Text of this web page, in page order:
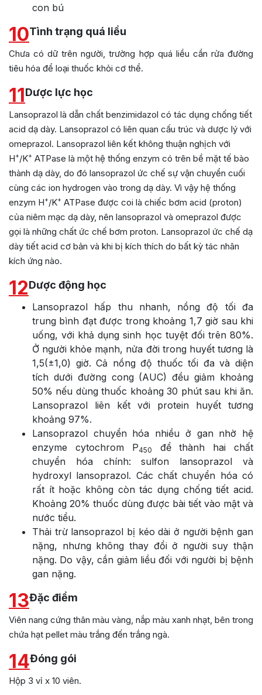
con bú
10Tình trạng quá liều
Chưa có dữ trên người, trường hợp quá liều cần rửa đường
tiêu hóa để loại thuốc khỏi cơ thể.
11Dược lực học
Lansoprazol là dẫn chất benzimidazol có tác dụng chống tiết
acid dạ dày. Lansoprazol có liên quan cấu trúc và dược lý với
omeprazol. Lansoprazol liên kết không thuận nghịch với
H+/K+ ATPase là một hệ thống enzym có trên bề mặt tế bào
thành dạ dày, do đó lansoprazol ức chế sự vận chuyển cuối
cùng các ion hydrogen vào trong dạ dày. Vì vậy hệ thống
enzym H+/K+ ATPase được coi là chiếc bơm acid (proton)
của niêm mạc dạ dày, nên lansoprazol và omeprazol được
gọi là những chất ức chế bơm proton. Lansoprazol ức chế dạ
dày tiết acid cơ bản và khi bị kích thích do bất kỳ tác nhân
kích ứng nào.
12Dược động học
Lansoprazol hấp thu nhanh, nồng độ tối đa
trung bình đạt được trong khoảng 1,7 giờ sau khi
uống, với khả dụng sinh học tuyệt đối trên 80%.
Ở người khỏe mạnh, nửa đời trong huyết tương là
1,5(±1,0) giờ. Cả nồng độ thuốc tối đa và diện
tích dưới đường cong (AUC) đều giảm khoảng
50% nếu dùng thuốc khoảng 30 phút sau khi ăn.
Lansoprazol liên kết với protein huyết tương
khoảng 97%.
Lansoprazol chuyển hóa nhiều ở gan nhờ hệ
enzyme cytochrom P450
để thành hai chất
chuyển hóa chính: sulfon lansoprazol và
hydroxyl lansoprazol. Các chất chuyển hóa có
rất ít hoặc không còn tác dụng chống tiết acid.
Khoảng 20% thuốc dùng được bài tiết vào mật và
nước tiểu.
Thải trừ lansoprazol bị kéo dài ở người bệnh gan
nặng, nhưng không thay đổi ở người suy thận
nặng. Do vậy, cần giảm liều đối với người bị bệnh
gan nặng.
13Đặc điểm
Viên nang cứng thân màu vàng, nắp màu xanh nhạt, bên trong
chứa hạt pellet màu trắng đến trắng ngà.
14Đóng gói
Hộp 3 vỉ x 10 viên.